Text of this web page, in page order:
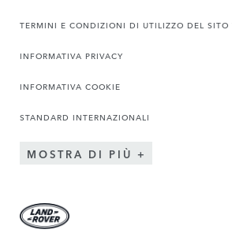
TERMINI E CONDIZIONI DI UTILIZZO DEL SITO
INFORMATIVA PRIVACY
INFORMATIVA COOKIE
STANDARD INTERNAZIONALI
MOSTRA DI PIÙ